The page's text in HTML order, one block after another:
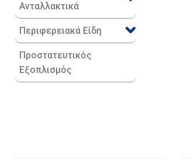
Ανταλλακτικά
Περιφερειακά Είδη​
Προστατευτικός
Εξοπλισμός